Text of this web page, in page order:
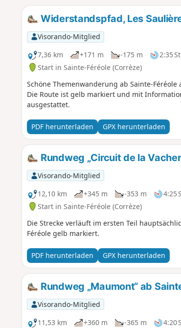
Widerstandspfad, Les
Visorando-Mitglied
7,36 km
+171 m -175 m 2:35
Start in Sainte-Féréole (Corrèze)
Schöne Themenwanderung ab Sainte-
Die Route ist gelb markiert und mit
ausgestattet.
PDF herunterladen GPX herunterladen
Rundweg „Circuit de la
Visorando-Mitglied
12,10 km
+345 m -353 m 4:25
Start in Sainte-Féréole (Corrèze)
Die Strecke verläuft im ersten Teil
Féréole gelb markiert.
PDF herunterladen GPX herunterladen
Rundweg „Maumont“ ab
Visorando-Mitglied
11,53 km
+360 m -365 m 4:20